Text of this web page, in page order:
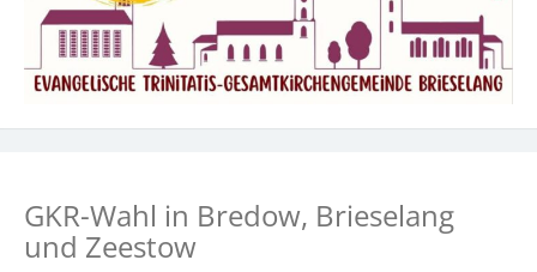
GKR-Wahl in Bredow, Brieselang
und Zeestow